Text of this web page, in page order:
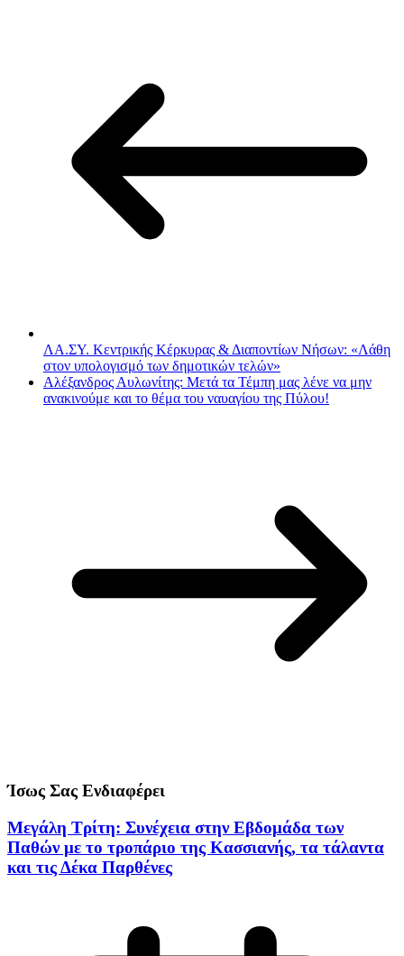
ΛΑ.ΣΥ. Κεντρικής Κέρκυρας & Διαποντίων Νήσων: «Λάθη
στον υπολογισμό των δημοτικών τελών»
Αλέξανδρος Αυλωνίτης: Μετά τα Τέμπη μας λένε να μην
ανακινούμε και το θέμα του ναυαγίου της Πύλου!
Ίσως Σας Ενδιαφέρει
Μεγάλη Τρίτη: Συνέχεια στην Εβδομάδα των
Παθών με το τροπάριο της Κασσιανής, τα τάλαντα
και τις Δέκα Παρθένες